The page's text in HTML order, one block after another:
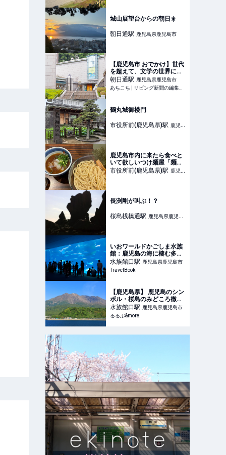
城山展望台からの朝日☀️
朝日通駅 鹿児島県鹿児島市
【鹿児島市 おでかけ】世代
を超えて、文学の世界に親
しめる「かごしま近代文学
館・メルヘン館」 | あちこ
ち | リビング新聞の編集ラ
でかけ情報
朝日通駅 鹿児島県鹿児島市
あちこち | リビング新聞の編集ライターが届ける鹿児島のおでかけ情報
鶴丸城御楼門
市役所前(鹿児島県)駅 鹿児島
鹿児島市内に来たら食べと
いて欲しいつけ麺屋「麺歩
バガボンド」
市役所前(鹿児島県)駅 鹿児島
長渕剛が叫ぶ！？
桜島桟橋通駅 鹿児島県鹿児島
いおワールドかごしま水族
館：鹿児島の海に棲む多彩
な生きものと出会う - おす
すめ旅行を探すならトラベ
水族館口駅 鹿児島県鹿児島市
TravelBook
【鹿児島県】 鹿児島のシン
ボル・桜島のみどころ徹底
紹介！散策スポットやグル
メ、おみやげ情報も｜るる
ぶ&more.
水族館口駅 鹿児島県鹿児島市
るるぶ&more.